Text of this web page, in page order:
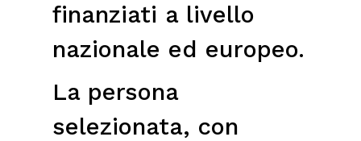
finanziati a livello
nazionale ed europeo.
La persona
selezionata, con